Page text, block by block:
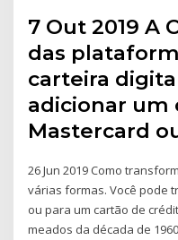
7 Out 2019 A
das
carteira
adicionar um
Mastercard
26 Jun 2019 Como
várias formas. Você pode
ou para um cartão de
meados da década de